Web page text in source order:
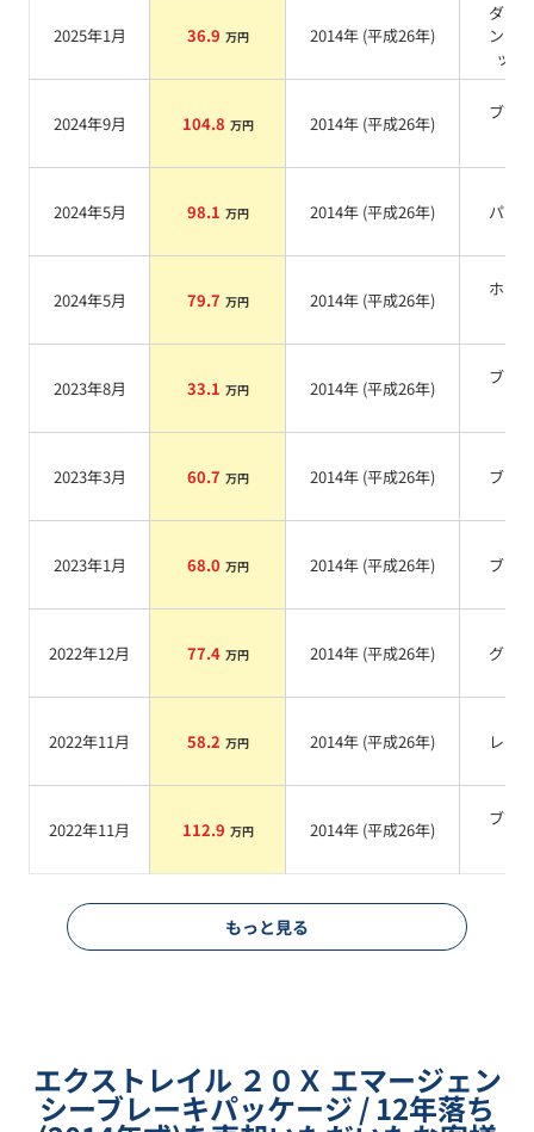
2025年1月 36.9 万円 2014年 (平成26年)
ダイ
ンド
ック
2024年9月 104.8 万円 2014年 (平成26年)
ブラ
2024年5月 98.1 万円 2014年 (平成26年) パール
2024年5月 79.7 万円 2014年 (平成26年)
ホワ
2023年8月 33.1 万円 2014年 (平成26年)
ブラ
2023年3月 60.7 万円 2014年 (平成26年) ブルー
2023年1月 68.0 万円 2014年 (平成26年) ブルー
2022年12月 77.4 万円 2014年 (平成26年) グレー
2022年11月 58.2 万円 2014年 (平成26年) レッド
2022年11月 112.9 万円 2014年 (平成26年)
ブラ
もっと見る
エクストレイル ２０Ｘ エマージェン
シーブレーキパッケージ / 12年落ち